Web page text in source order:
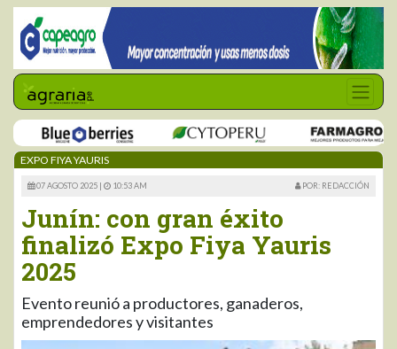
EXPO FIYA YAURIS
07 AGOSTO 2025 | 10:53 AM POR: REDACCIÓN
Junín: con gran éxito
finalizó Expo Fiya Yauris
2025
Evento reunió a productores, ganaderos,
emprendedores y visitantes